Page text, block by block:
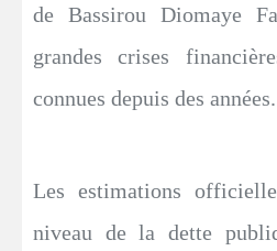
de Bassirou Diomaye
grandes crises
connues depuis des années.
Les estimations
niveau de la dette